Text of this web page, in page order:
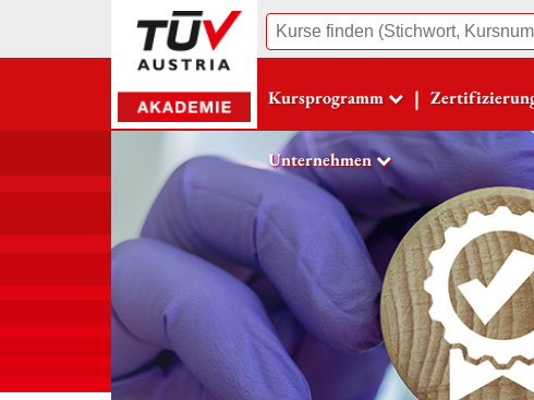
Suche
Kursprogramm |
Unternehmen